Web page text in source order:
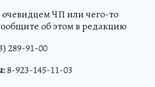
очевидцем ЧП или чего-то
об этом в редакцию
289-91-00
8-923-145-11-03